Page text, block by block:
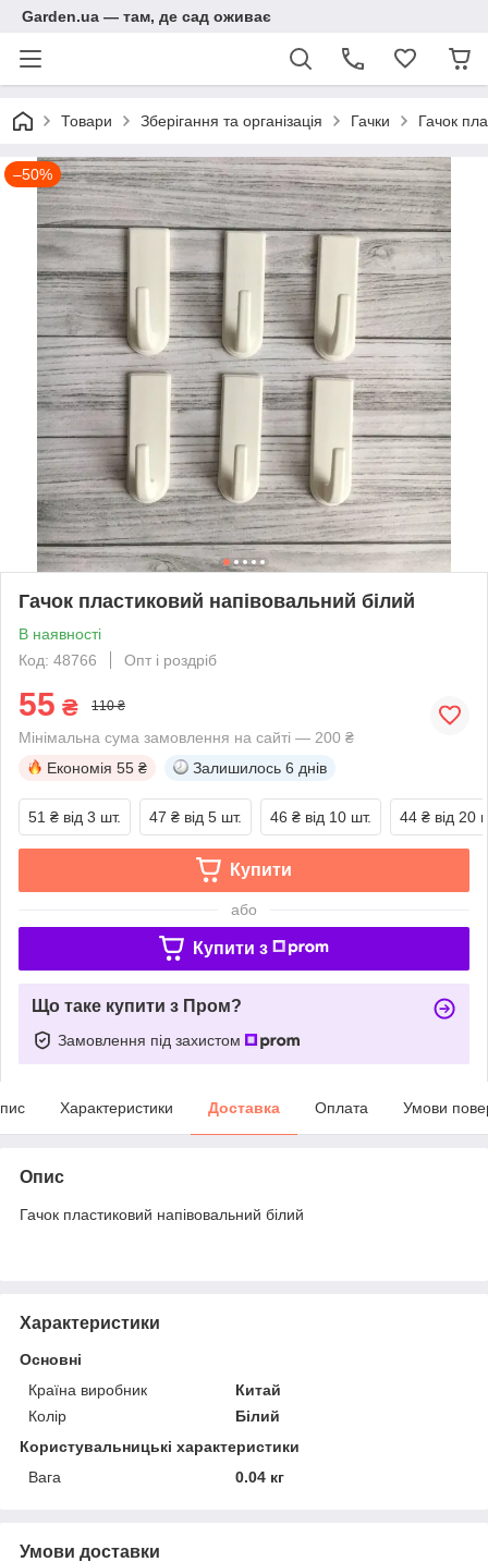
Garden.ua — там, де сад оживає
Товари Зберігання та організація Гачки Гачок
–50%
Гачок пластиковий напівовальний білий
В наявності
Код: 48766
Опт і роздріб
55 ₴ 110 ₴
Мінімальна сума замовлення на сайті — 200 ₴
Економія 55 ₴ Залишилось 6 днів
51 ₴ від 3 шт. 47 ₴ від 5 шт. 46 ₴ від 10 шт. 44 ₴ від 20
Купити
або
Купити з
Що таке купити з Пром?
Замовлення під захистом
Характеристики Доставка Оплата Умови
Опис
Гачок пластиковий напівовальний білий
Характеристики
Основні
Країна виробник
Китай
Колір
Білий
Користувальницькі характеристики
Вага
0.04 кг
Умови доставки